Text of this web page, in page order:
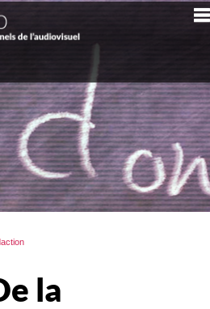
la